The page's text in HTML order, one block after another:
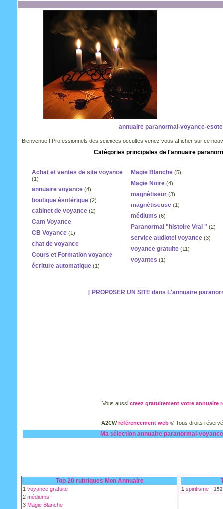
annuaire paranormal-voyance-
Bienvenue ! Professionnels des sciences occultes venez vous afficher sur ce
Catégories principales de l'annuaire
Achat et ventes de site voyance
(1)
annuaire voyance(4)
boutique ésotérique(2)
cabinet de voyance (2)
Cam Voyance
CB Voyance(1)
chat de voyance
Cours et Formation voyance
écriture automatique(1)
Magie Blanche(5)
Magie Noire(4)
magnétiseur(3)
magnétiseuse(1)
médiums (6)
Paranormal "histoire Vrai " (2)
service audiotel voyance(3)
voyance gratuite(11)
voyantes (1)
[ PROPOSER UN SITE dans L'annuaire
Vous aussi creez gratuitement votre annuaire
A2CWréférencement web © Tous droits
Ma sélection annuaire paranormal-
Top 20 rubriques Mon Annuaire
1 voyance gratuite
2 médiums
3 Magie Blanche
1 spiritisme- 152